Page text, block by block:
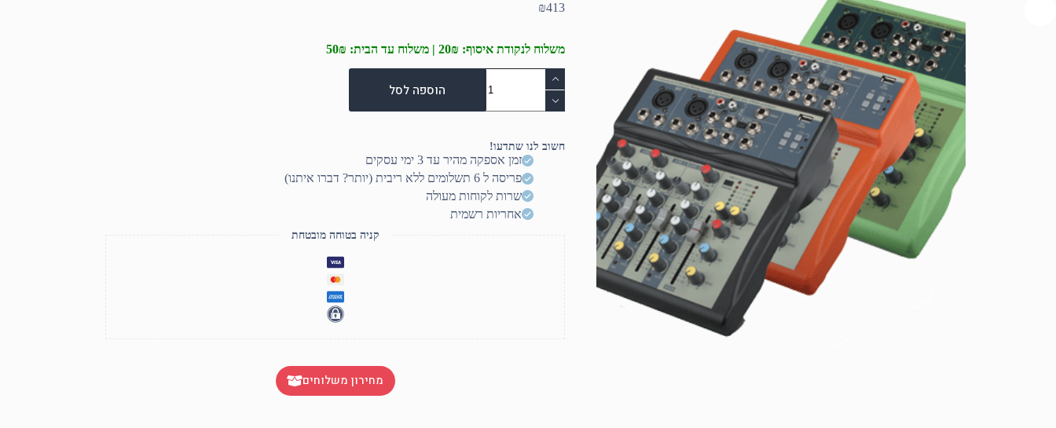
₪413
משלוח לנקודת איסוף: 20₪ | משלוח עד הבית: 50₪
כמות
של
מיקסר
מבית
VOICE
PM-
הוספה לסל
חשוב לנו שתדעו!
זמן אספקה מהיר עד 3 ימי עסקים
פריסה ל 6 תשלומים ללא ריבית (יותר? דברו איתנו)
שרות לקוחות מעולה
אחריות רשמית
קניה בטוחה מובטחת
מחירון משלוחים